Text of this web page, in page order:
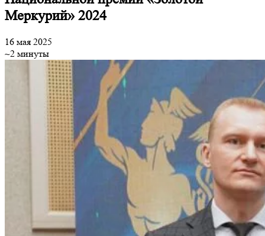
Меркурий» 2024
16 мая 2025
~2 минуты